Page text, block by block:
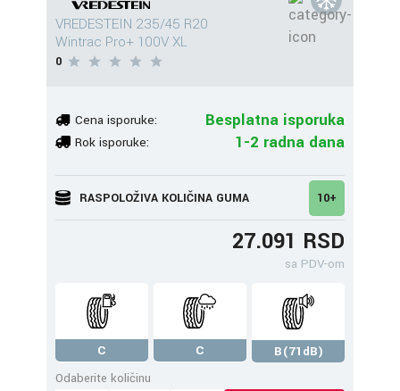
VREDESTEIN 235/45 R20
Wintrac Pro+ 100V XL
0
Cena isporuke: Besplatna isporuka
Rok isporuke: 1-2 radna dana
RASPOLOŽIVA KOLIČINA GUMA 10+
27.091 RSD
sa PDV-om
C C
B(71dB)
Odaberite količinu